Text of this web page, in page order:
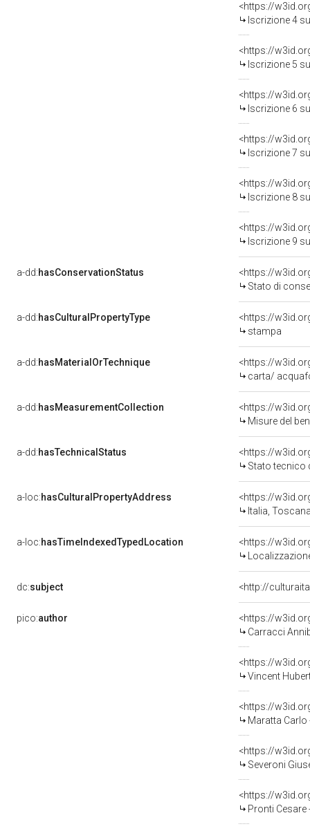
<https://
Iscrizione 4
<https://
Iscrizione 5
<https://
Iscrizione 6
<https://
Iscrizione 7
<https://
Iscrizione 8
<https://
Iscrizione 9
a-dd:hasConservationStatus
<https://
Stato di
a-dd:hasCulturalPropertyType
<https://
stampa
a-dd:hasMaterialOrTechnique
<https://
carta/
a-dd:hasMeasurementCollection
<https://
Misure del
a-dd:hasTechnicalStatus
<https://
Stato tecnico
a-loc:hasCulturalPropertyAddress
<https://
Italia,
a-loc:hasTimeIndexedTypedLocation
<https://
dc:subject <http://
pico:author
<https://
Carracci
<https://
Vincent
<https://
Maratta
<https://
Severoni
<https://
Pronti